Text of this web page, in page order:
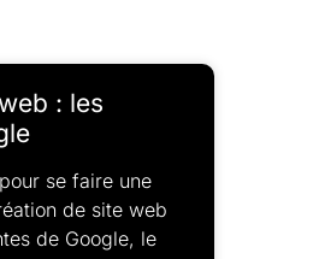
: les
se faire une
de site web
de Google, le